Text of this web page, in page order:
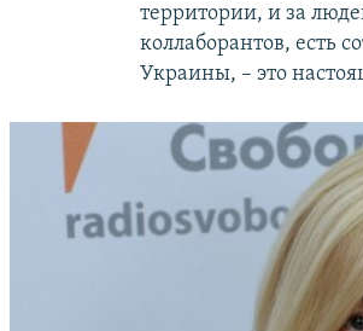
территории, и за
коллаборантов, есть
Украины, – это